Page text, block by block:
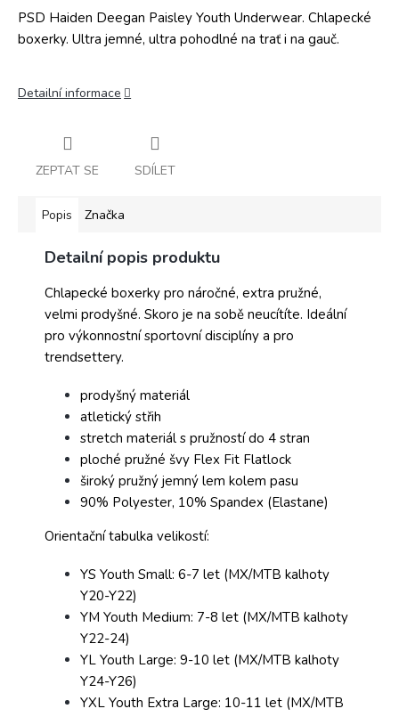
PSD Haiden Deegan Paisley Youth Underwear. Chlapecké
boxerky. Ultra jemné, ultra pohodlné na trať i na gauč.
Detailní informace
ZEPTAT SE SDÍLET
Popis Značka
Detailní popis produktu
Chlapecké boxerky pro náročné, extra pružné,
velmi prodyšné. Skoro je na sobě neucítíte. Ideální
pro výkonnostní sportovní disciplíny a pro
trendsettery.
prodyšný materiál
atletický střih
stretch materiál s pružností do 4 stran
ploché pružné švy Flex Fit Flatlock
široký pružný jemný lem kolem pasu
90% Polyester, 10% Spandex (Elastane)
Orientační tabulka velikostí:
YS Youth Small: 6-7 let (MX/MTB kalhoty
Y20-Y22)
YM Youth Medium: 7-8 let (MX/MTB kalhoty
Y22-24)
YL Youth Large: 9-10 let (MX/MTB kalhoty
Y24-Y26)
YXL Youth Extra Large: 10-11 let (MX/MTB